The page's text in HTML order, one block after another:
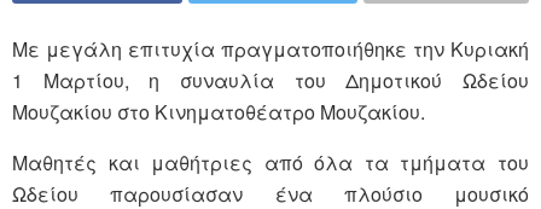
Με μεγάλη επιτυχία πραγματοποιήθηκε την Κυριακή
1 Μαρτίου, η συναυλία του Δημοτικού Ωδείου
Μουζακίου στο Κινηματοθέατρο Μουζακίου.
Μαθητές και μαθήτριες από όλα τα τμήματα του
Ωδείου παρουσίασαν ένα πλούσιο μουσικό